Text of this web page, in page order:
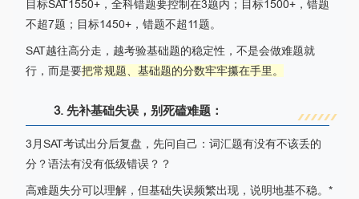
目标SAT1550+，全科错题要控制在3题内；目标1500+，错题
不超7题；目标1450+，错题不超11题。
SAT越往高分走，越考验基础题的稳定性，不是会做难题就
行，而是要把常规题、基础题的分数牢牢攥在手里。
3. 先补基础失误，别死磕难题：
3月SAT考试出分后复盘，先问自己：词汇题有没有不该丢的
分？语法有没有低级错误？？
高难题失分可以理解，但基础失误频繁出现，说明地基不稳。*